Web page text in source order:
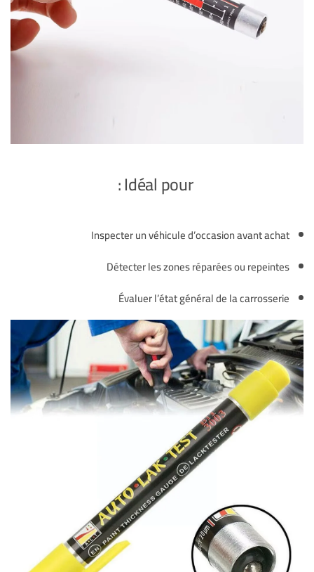
Idéal pour :
Inspecter un véhicule d’occasion avant achat
Détecter les zones réparées ou repeintes
Évaluer l’état général de la carrosserie